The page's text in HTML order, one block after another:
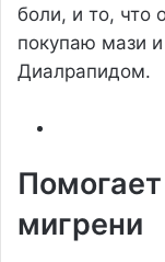
боли, и то, что
покупаю мази
Диалрапидом.
мигрени